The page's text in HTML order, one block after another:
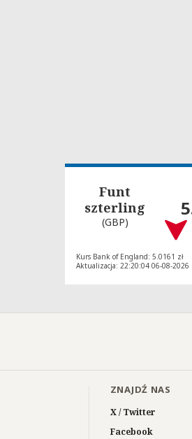
Funt
szterling
(GBP)
Kurs Bank of England: 5.0161 zł
Aktualizacja: 22:20:04 06-08-2026
ZNAJDŹ NAS
X / Twitter
Facebook